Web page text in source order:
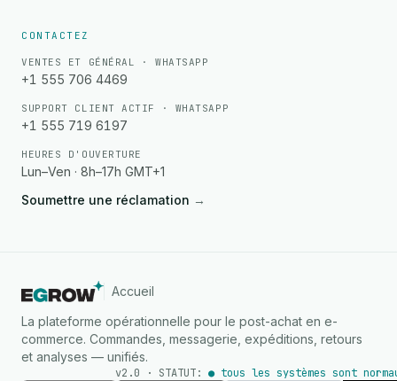
CONTACTEZ
VENTES ET GÉNÉRAL · WHATSAPP
+1 555 706 4469
SUPPORT CLIENT ACTIF · WHATSAPP
+1 555 719 6197
HEURES D'OUVERTURE
Lun–Ven · 8h–17h GMT+1
Soumettre une réclamation →
Accueil
La plateforme opérationnelle pour le post-achat en e-
commerce. Commandes, messagerie, expéditions, retours
et analyses — unifiés.
v2.0 · STATUT: ● tous les systèmes sont